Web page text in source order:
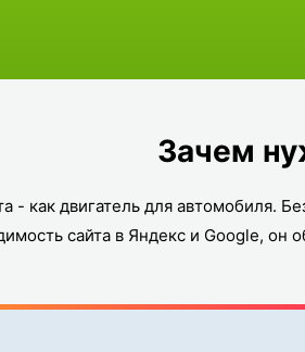
Зачем
- как двигатель для автомобиля.
сайта в Яндекс и Google,